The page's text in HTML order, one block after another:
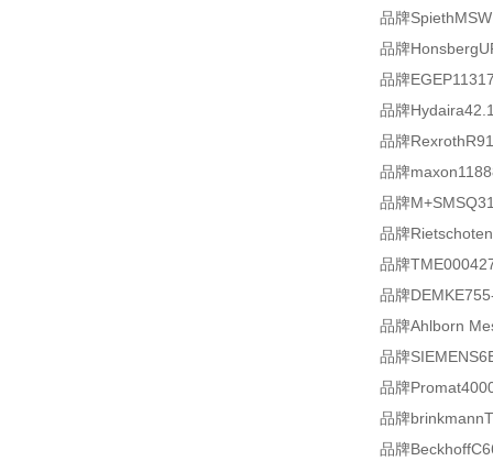
品牌
品牌
品牌
品牌
品牌
品牌
品牌
品牌
品牌
品牌
品牌Ahlborn
品牌
品牌
品牌
品牌